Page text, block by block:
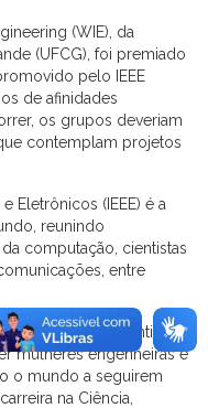
(WIE), da
(UFCG), foi premiado
pelo IEEE
de afinidades
os grupos deveriam
contemplam projetos
Eletrônicos (IEEE) é a
reunindo
computação, cientistas
entre
estudantil
mulheres engenheiras e
o mundo a seguirem
na Ciência,